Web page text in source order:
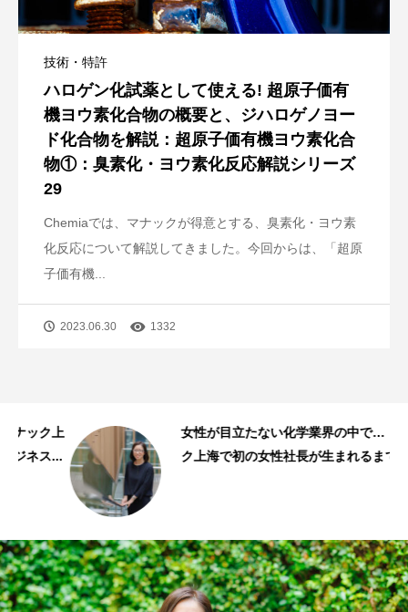
技術・特許
ハロゲン化試薬として使える! 超原子価有
機ヨウ素化合物の概要と、ジハロゲノヨー
ド化合物を解説：超原子価有機ヨウ素化合
物①：臭素化・ヨウ素化反応解説シリーズ
29
Chemiaでは、マナックが得意とする、臭素化・ヨウ素
化反応について解説してきました。今回からは、「超原
子価有機...
2023.06.30 1332
女性が目立たない化学業界の中で… マナッ
ク上海で初の女性社長が生まれるまで
スタッフストーリー